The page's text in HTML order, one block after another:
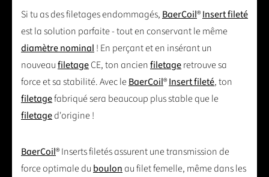
Si tu as des filetages endommagés, BaerCoil®Insert fileté
est la solution parfaite - tout en conservant le même
diamètre nominal ! En perçant et en insérant un
nouveaufiletageCE, ton ancienfiletageretrouve sa
force et sa stabilité. Avec leBaerCoil®Insert fileté, ton
filetagefabriqué sera beaucoup plus stable que le
filetaged'origine !
BaerCoil® Inserts filetés assurent une transmission de
force optimale du boulonau filet femelle, même dans les